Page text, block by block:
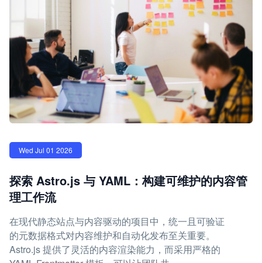
Wed Jul 01 2026
探索 Astro.js 与 YAML：构建可维护的内容管
理工作流
在现代静态站点与内容驱动的项目中，统一且可验证
的元数据格式对内容维护和自动化发布至关重要。
Astro.js 提供了灵活的内容渲染能力，而采用严格的